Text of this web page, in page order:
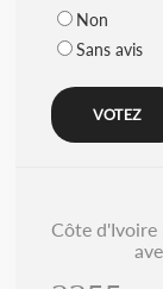
Non
Sans avis
Côte d'Ivoire